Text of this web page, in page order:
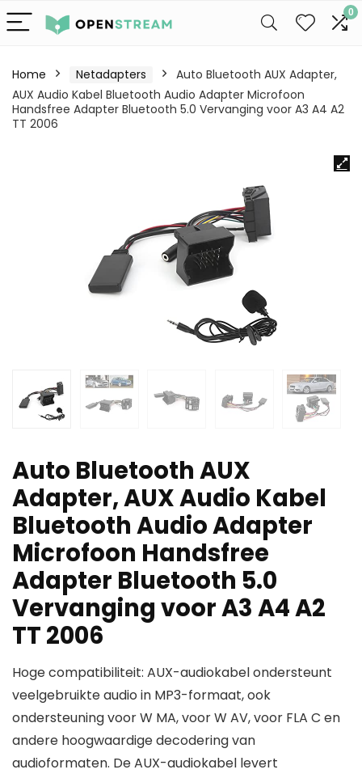
0
Home Netadapters
Auto Bluetooth AUX Adapter,
AUX Audio Kabel Bluetooth Audio Adapter Microfoon
Handsfree Adapter Bluetooth 5.0 Vervanging voor A3 A4 A2
TT 2006
Auto Bluetooth AUX
Adapter, AUX Audio Kabel
Bluetooth Audio Adapter
Microfoon Handsfree
Adapter Bluetooth 5.0
Vervanging voor A3 A4 A2
TT 2006
Hoge compatibiliteit: AUX-audiokabel ondersteunt
veelgebruikte audio in MP3-formaat, ook
ondersteuning voor W MA, voor W AV, voor FLA C en
andere hoogwaardige decodering van
audioformaten. De AUX-audiokabel levert